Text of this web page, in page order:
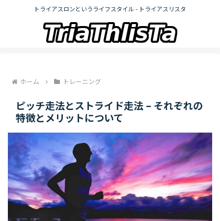
トライアスロンというライフスタイル - トライアスリスタ
ホーム トレーニング
ピッチ走法とストライド走法 – それぞれの
特徴とメリットについて